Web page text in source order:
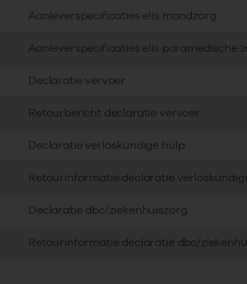
Aanleverspecificaties elis mondzorg
Aanleverspecificaties elis paramedische
Declaratie vervoer
Retourbericht declaratie vervoer
Declaratie verloskundige hulp
Retourinformatie declaratie
Declaratie dbc/ziekenhuiszorg
Retourinformatie declaratie dbc/